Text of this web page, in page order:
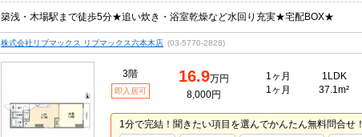
築浅・木場駅まで徒歩5分★追い炊き・浴室乾燥など水回り充実★宅配BOX★
株式会社リブマックス リブマックス六本木店 (03-5770-2828)
3階
即入居可
16.9万円
8,000円
1ヶ月
1ヶ月
1LDK
37.1m²
1分で完結！聞きたい項目を選んでかんたん無料問合せ！